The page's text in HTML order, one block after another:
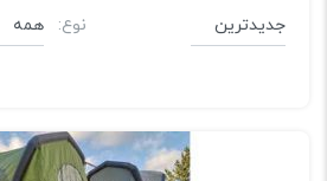
نوع: